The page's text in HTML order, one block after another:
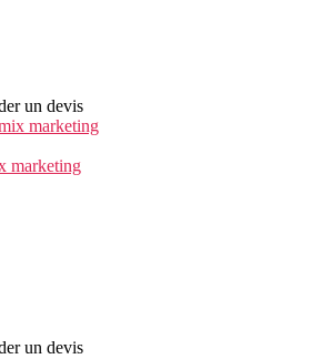
un devis
marketing
un devis